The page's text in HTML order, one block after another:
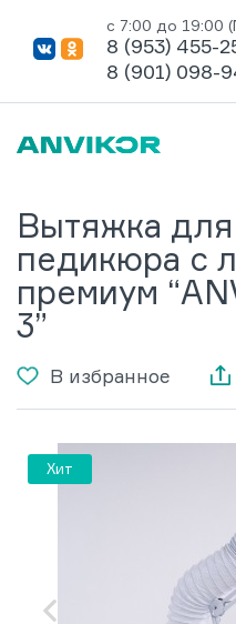
с 7:00 до 19:00
8 (953) 455-
8 (901) 098-
Вытяжка
педикюра с
премиум
3”
В избранное
Хит